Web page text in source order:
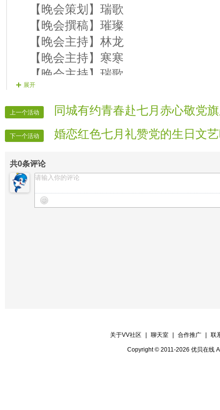
【晚会策划】瑞歌
【晚会撰稿】璀璨
【晚会主持】林龙
【晚会主持】寒寒
【晚会主持】瑞歌
【晚会录像】 VV时报
【晚会报道】 VV时报
【晚会广播】 语涵
【晚会片花】 完美
【晚会片花】 淼淼
【片花制作】 乐乐
【晚会联络】 春璟
展开
上一个活动 同城有约青春赴七月赤心敬党
下一个活动 婚恋红色七月礼赞党的生日文
共0条评论
关于VV社区 聊天室 合作推广 联
Copyright © 2011-2026 优贝在线